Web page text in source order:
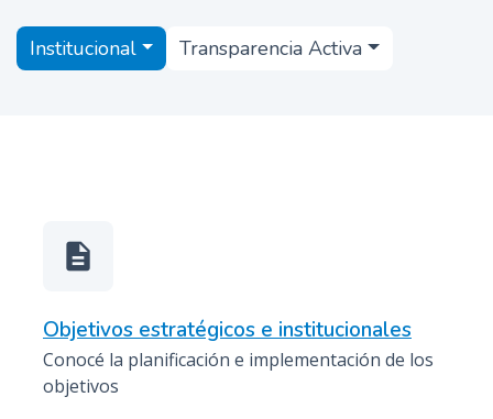
i
Menú
SINDICATURA
Institucional Transparencia Activa
description
Objetivos estratégicos e institucionales
Conocé la planificación e implementación de los
objetivos